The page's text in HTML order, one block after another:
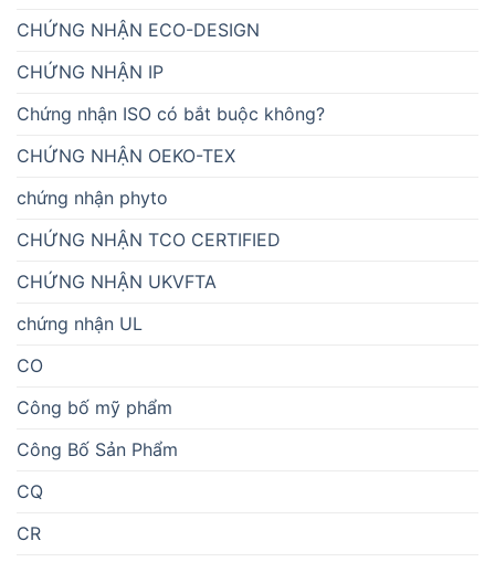
CHỨNG NHẬN ECO-DESIGN
CHỨNG NHẬN IP
Chứng nhận ISO có bắt buộc không?
CHỨNG NHẬN OEKO-TEX
chứng nhận phyto
CHỨNG NHẬN TCO CERTIFIED
CHỨNG NHẬN UKVFTA
chứng nhận UL
CO
Công bố mỹ phẩm
Công Bố Sản Phẩm
CQ
CR